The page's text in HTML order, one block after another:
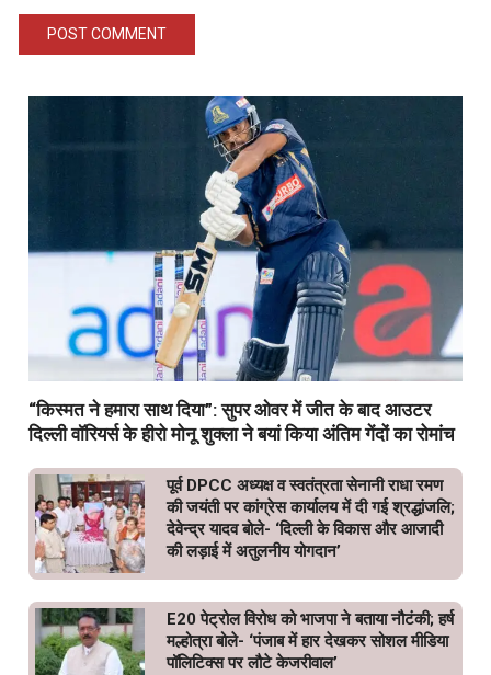
“किस्मत ने हमारा साथ दिया”: सुपर ओवर में जीत के बाद आउटर
दिल्ली वॉरियर्स के हीरो मोनू शुक्ला ने बयां किया अंतिम गेंदों का रोमांच
पूर्व DPCC अध्यक्ष व स्वतंत्रता सेनानी राधा रमण
की जयंती पर कांग्रेस कार्यालय में दी गई श्रद्धांजलि;
देवेन्द्र यादव बोले- ‘दिल्ली के विकास और आजादी
की लड़ाई में अतुलनीय योगदान’
E20 पेट्रोल विरोध को भाजपा ने बताया नौटंकी; हर्ष
मल्होत्रा बोले- ‘पंजाब में हार देखकर सोशल मीडिया
पॉलिटिक्स पर लौटे केजरीवाल’